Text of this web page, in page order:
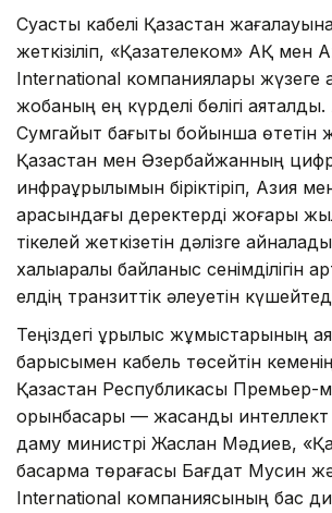
Суасты кабелі Қазақстан
жеткізіліп, «Қазақтелеком» АҚ мен
International компаниялары жүзеге
жобаның ең күрделі бөлігі
Сумгайыт бағыты бойынша өтетін
Қазақстан мен Әзербайжанның
инфрақұрылымын біріктіріп, Азия
арасындағы деректерді жоғары
тікелей жеткізетін дәлізге
халықаралық байланыс сенімділігін
елдің транзиттік әлеуетін
Теңіздегі құрылыс жұмыстарының
барысымен кабель төсейтін
Қазақстан Республикасы Премьер-
орынбасары — жасанды интеллект
даму министрі Жаслан Мәдиев,
басқарма төрағасы Бағдат Мусин
International компаниясының бас